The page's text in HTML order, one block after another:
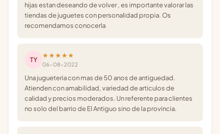
hijas estan deseando de volver , es importante valorar las
tiendas de juguetes con personalidad propia. Os
recomendamos conocerla
TY
★★★★★
06-08-2022
Una jugueteria con mas de 50 anos de antiguedad.
Atienden con amabilidad, variedad de articulos de
calidad y precios moderados. Un referente para clientes
no solo del barrio de El Antiguo sino de la provincia.